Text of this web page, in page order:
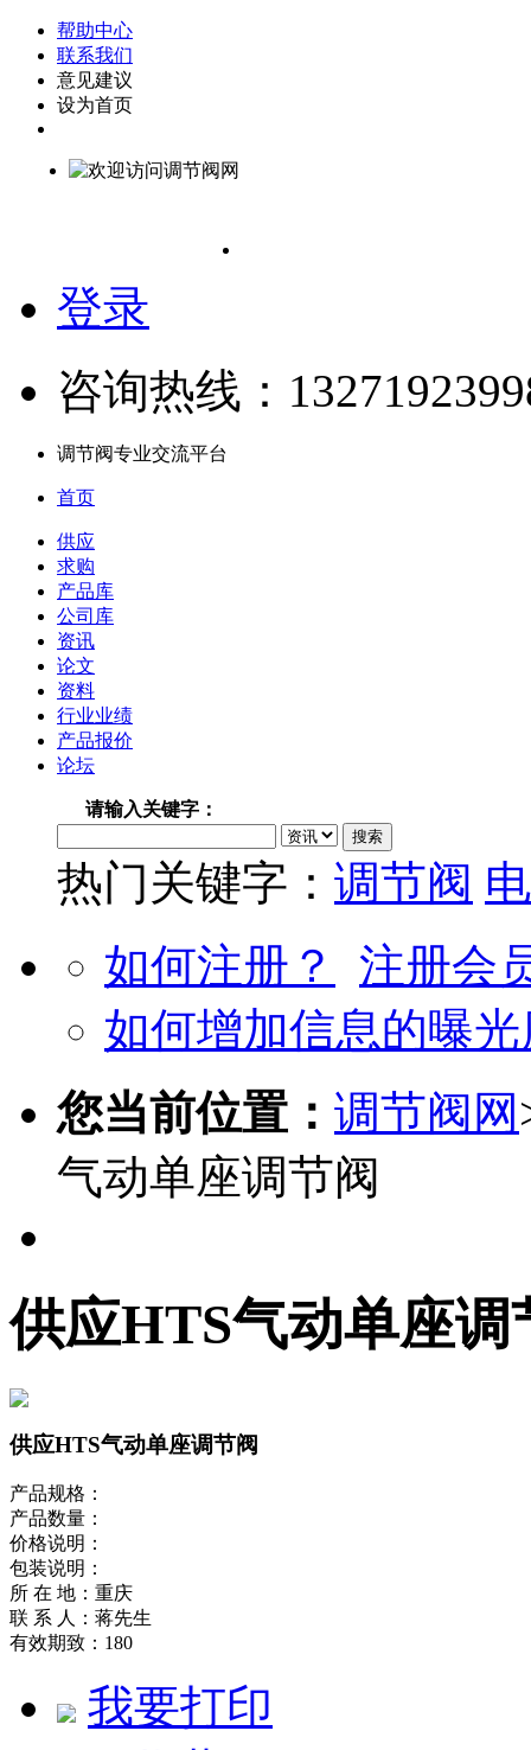
帮助中心
联系我们
意见建议
设为首页
登录
咨询热线：
调节阀专业交流平台
首页
供应
求购
产品库
公司库
资讯
论文
资料
行业业绩
产品报价
论坛
请输入关键字：
热门关键字： 调节阀
如何注册？
注册会
如何增加信息的曝
您当前位置： 调节阀网
气动单座调节阀
供应HTS气动单座调
供应HTS气动单座调节阀
产品规格：
产品数量：
价格说明：
包装说明：
所 在 地：重庆
联 系 人：蒋先生
有效期致：180
我要打印